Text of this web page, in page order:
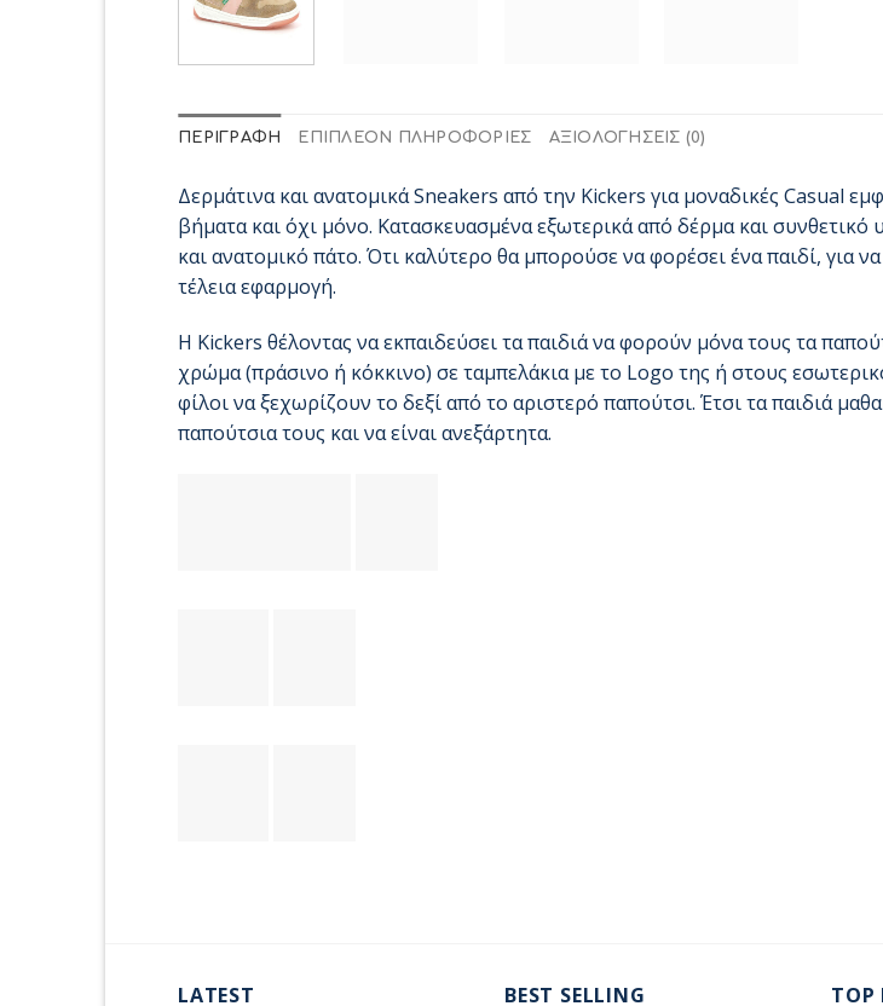
ΠΕΡΙΓΡΑΦΉ ΕΠΙΠΛΈΟΝ ΠΛΗΡΟΦΟΡΊΕΣ ΑΞΙΟΛΟΓΉΣΕΙΣ (0)
Δερμάτινα και ανατομικά Sneakers από την Kickers για μοναδικές Casual
βήματα και όχι μόνο. Κατασκευασμένα εξωτερικά από δέρμα και
και ανατομικό πάτο. Ότι καλύτερο θα μπορούσε να φορέσει ένα παιδί,
τέλεια εφαρμογή.
Η Kickers θέλοντας να εκπαιδεύσει τα παιδιά να φορούν μόνα τους τα
χρώμα (πράσινο ή κόκκινο) σε ταμπελάκια με το Logo της ή στους
φίλοι να ξεχωρίζουν το δεξί από το αριστερό παπούτσι. Έτσι τα παιδιά
παπούτσια τους και να είναι ανεξάρτητα.
LATEST BEST SELLING TOP